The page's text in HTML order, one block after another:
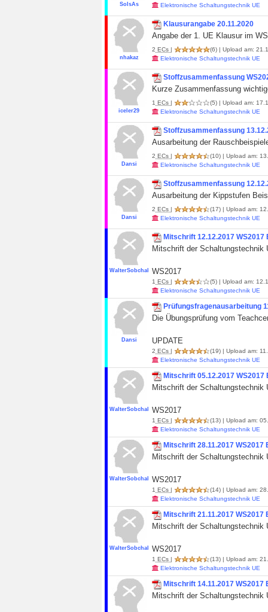
SoIsAs
Elektronische Schaltungstechnik UE
nhakaz
Klausurangabe 20.11.2020
Angabe der 1. UE Klausur im
2 ECs | (6) | Upload am:
Elektronische Schaltungstechnik UE
iceler29
Stoffzusammenfassung
Kurze Zusammenfassung
1 ECs | (5) | Upload am:
Elektronische Schaltungstechnik UE
Dansi
Stoffzusammenfassung
Ausarbeitung der
2 ECs | (10) | Upload am:
Elektronische Schaltungstechnik UE
Dansi
Stoffzusammenfassung
Ausarbeitung der Kippstufen
2 ECs | (17) | Upload am:
Elektronische Schaltungstechnik UE
WalterSobchak
Mitschrift 12.12.2017 WS2017
Mitschrift der Schaltungstechnik
WS2017
1 ECs | (5) | Upload am:
Elektronische Schaltungstechnik UE
Dansi
Prüfungsfragenausarbeitung
Die Übungsprüfung vom
UPDATE
2 ECs | (19) | Upload am:
Elektronische Schaltungstechnik UE
WalterSobchak
Mitschrift 05.12.2017 WS2017
Mitschrift der Schaltungstechnik
WS2017
1 ECs | (13) | Upload am:
Elektronische Schaltungstechnik UE
WalterSobchak
Mitschrift 28.11.2017 WS2017
Mitschrift der Schaltungstechnik
WS2017
1 ECs | (14) | Upload am:
Elektronische Schaltungstechnik UE
WalterSobchak
Mitschrift 21.11.2017 WS2017
Mitschrift der Schaltungstechnik
WS2017
1 ECs | (13) | Upload am:
Elektronische Schaltungstechnik UE
Mitschrift 14.11.2017 WS2017
Mitschrift der Schaltungstechnik